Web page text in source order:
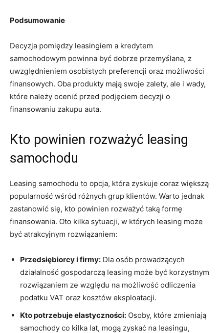
Podsumowanie
Decyzja pomiędzy leasingiem a kredytem
samochodowym powinna‌ być ‌dobrze ⁢przemyślana, z
uwzględnieniem osobistych preferencji oraz‍ możliwości
finansowych. Oba⁣ produkty ‍mają swoje ⁤zalety, ​ale i wady,
które⁤ należy⁢ ocenić ‌przed podjęciem decyzji​ o
finansowaniu zakupu auta.
Kto powinien rozważyć leasing
samochodu
Leasing samochodu to opcja, która zyskuje coraz większą
popularność wśród różnych‌ grup klientów. Warto jednak
zastanowić się, kto ⁣powinien rozważyć taką‍ formę
finansowania. Oto⁤ kilka sytuacji, w których leasing może
być atrakcyjnym rozwiązaniem:
Przedsiębiorcy i firmy: Dla ⁣osób prowadzących
działalność gospodarczą leasing może być korzystnym
rozwiązaniem ze względu na możliwość odliczenia​
podatku VAT oraz kosztów eksploatacji.
Kto potrzebuje elastyczności: Osoby, które zmieniają
samochody co kilka lat, mogą zyskać ⁤na⁢ leasingu,